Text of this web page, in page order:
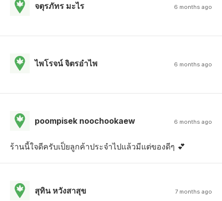
จตุรภัทร มะไร 6 months ago
ไพโรจน์ จิตรอําไพ 6 months ago
poompisek noochookaew 6 months ago
ร้านนี้ใจดีครับเป็ยลูกค้าประจำไปแล้วมีแต่ของดีๆ 💕
สุทิน หวังสาสุข 7 months ago